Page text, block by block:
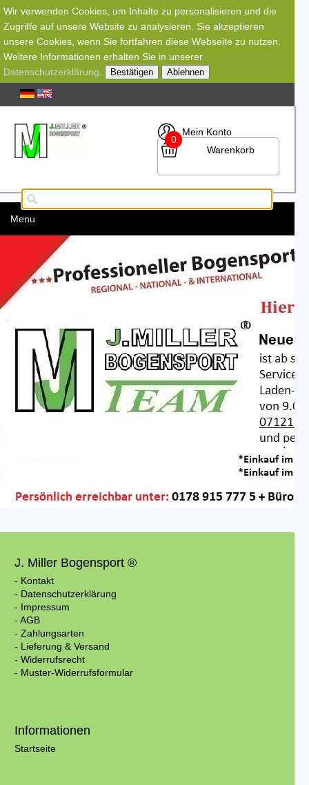
Wir verwenden Cookies, um Inhalte zu personalisieren und die
Zugriffe auf unsere Website zu analysieren. Sie akzeptieren
unsere Cookies, wenn Sie fortfahren diese Webseite zu nutzen.
Weitere Informationen erhalten Sie in unserer
Datenschutzerklärung
Bestätigen Ablehnen
Mein Konto
0
Warenkorb
Menu
J. Miller Bogensport ®
- Kontakt
- Datenschutzerklärung
- Impressum
- AGB
- Zahlungsarten
- Lieferung & Versand
- Widerrufsrecht
- Muster-Widerrufsformular
Informationen
Startseite